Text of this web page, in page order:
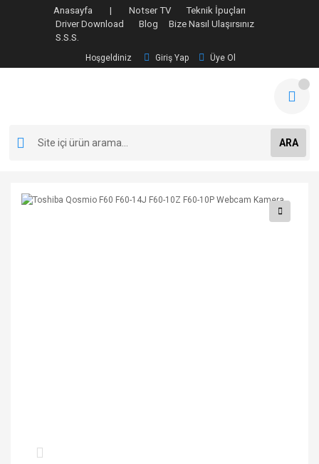
Anasayfa | Notser TV
Teknik İpuçları
Driver Download
Blog
Bize Nasıl Ulaşırsınız
S.S.S.
Hoşgeldiniz Giriş Yap Üye Ol
ARA